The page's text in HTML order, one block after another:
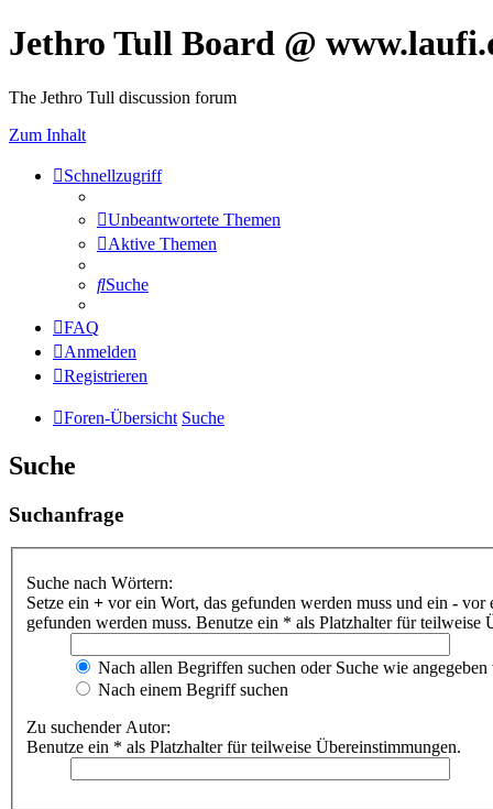
Jethro Tull Board @
The Jethro Tull discussion forum
Zum Inhalt
Schnellzugriff
Unbeantwortete Themen
Aktive Themen
Suche
FAQ
Anmelden
Registrieren
Foren-Übersicht Suche
Suche
Suchanfrage
Suche nach Wörtern:
Setze ein + vor ein Wort, das gefunden werden muss und ein - vor
gefunden werden muss. Benutze ein * als Platzhalter für teilweise
Nach allen Begriffen suchen oder Suche wie angegeben
Nach einem Begriff suchen
Zu suchender Autor:
Benutze ein * als Platzhalter für teilweise Übereinstimmungen.